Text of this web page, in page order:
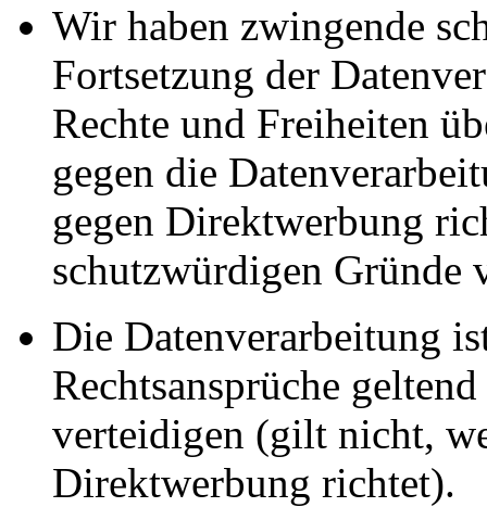
Wir haben zwingende
Fortsetzung der
Rechte und Freiheiten
gegen die
gegen Direktwerbung
schutzwürdigen Gründe
Die Datenverarbeitung
Rechtsansprüche
verteidigen (gilt nicht,
Direktwerbung richtet).